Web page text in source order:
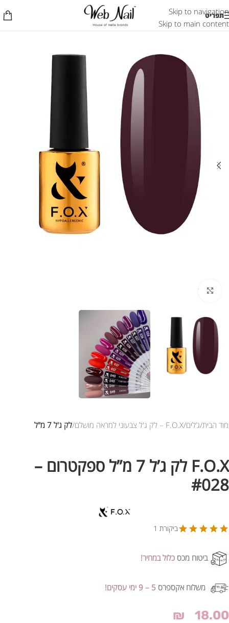
Skip to navigation
Skip to main content
תפריט
אזל המלאי
לחץ להגדלת התמונה
הבית ג’לים F.O.X – לק ג'ל צבעוני למראה מושלם לק ג'ל 7 מ"ל
F.O.X לק ג’ל 7 מ”ל ספקטרום –
#028
ביקורת 1
ביטוח מכס כלול במחיר!
משלוח אקספרס 5 – 9 ימי עסקים!
₪ 18.00